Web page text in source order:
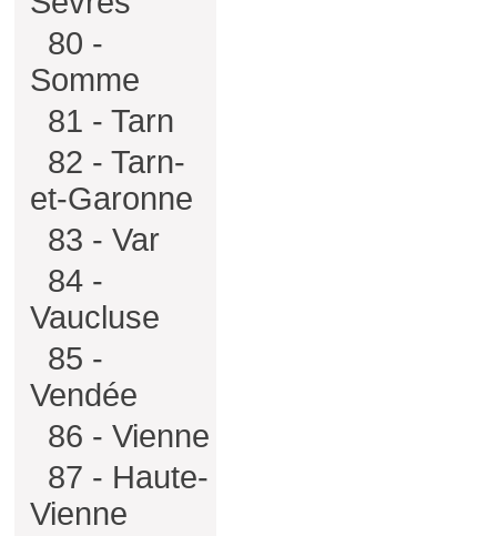
80 -
Somme
81 - Tarn
82 - Tarn-
et-Garonne
83 - Var
84 -
Vaucluse
85 -
Vendée
86 - Vienne
87 - Haute-
Vienne